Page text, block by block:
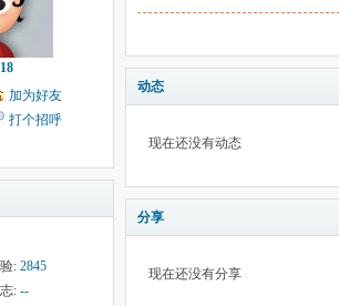
加为好友
打个招呼
: 2845
: --
动态
现在还没有动态
分享
现在还没有分享